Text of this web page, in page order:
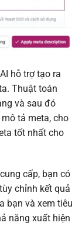
hỗ trợ tạo ra
Thuật toán
và sau đó
tả meta, cho
tốt nhất cho
cấp, bạn có
chỉnh kết quả
bạn và xem tiêu
năng xuất hiện